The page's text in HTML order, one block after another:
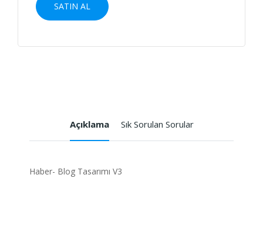
SATIN AL
Açıklama Sık Sorulan Sorular
Haber- Blog Tasarımı V3